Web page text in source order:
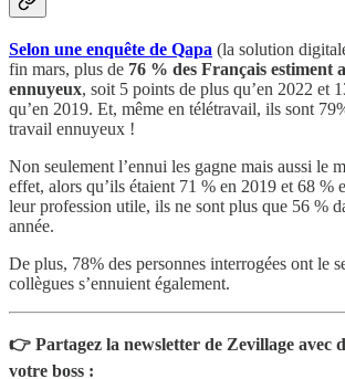
Selon une enquête de Qapa (la solution
fin mars, plus de 76 % des Français estiment
ennuyeux, soit 5 points de plus qu’en 2022 et
qu’en 2019. Et, même en télétravail, ils sont
travail ennuyeux !
Non seulement l’ennui les gagne mais aussi le
effet, alors qu’ils étaient 71 % en 2019 et 68 %
leur profession utile, ils ne sont plus que 56 %
année.
De plus, 78% des personnes interrogées ont le
collègues s’ennuient également.
👉 Partagez la newsletter de Zevillage avec
votre boss :